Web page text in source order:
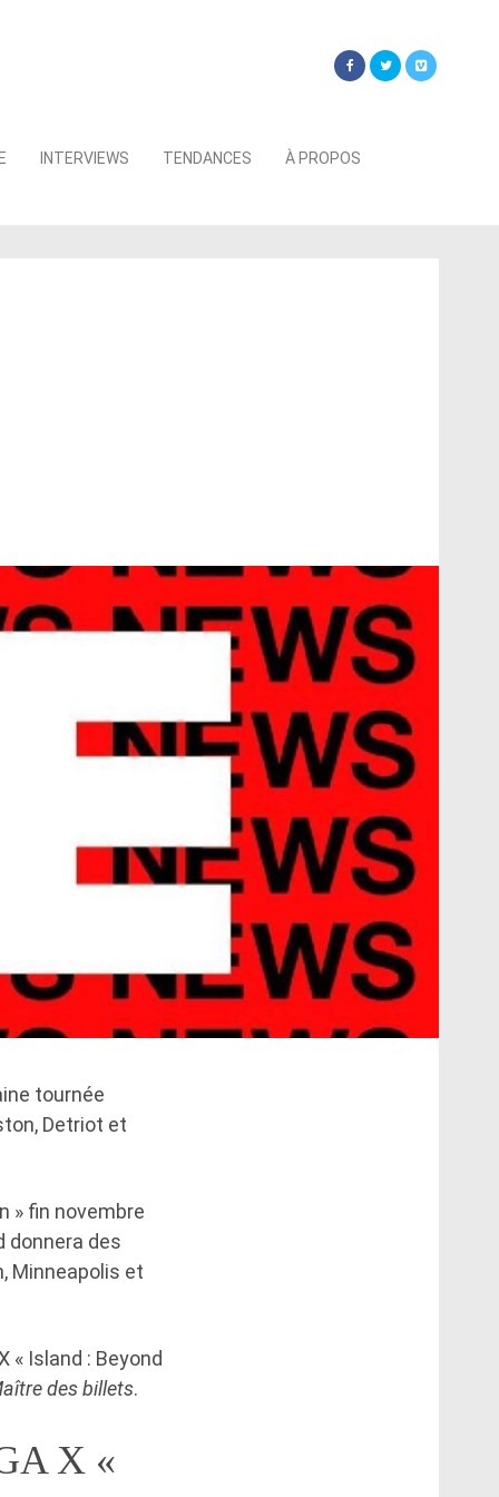
INTERVIEWS TENDANCES À PROPOS
tournée
Detriot et
» fin novembre
donnera des
Minneapolis et
« Island : Beyond
des billets.
X «